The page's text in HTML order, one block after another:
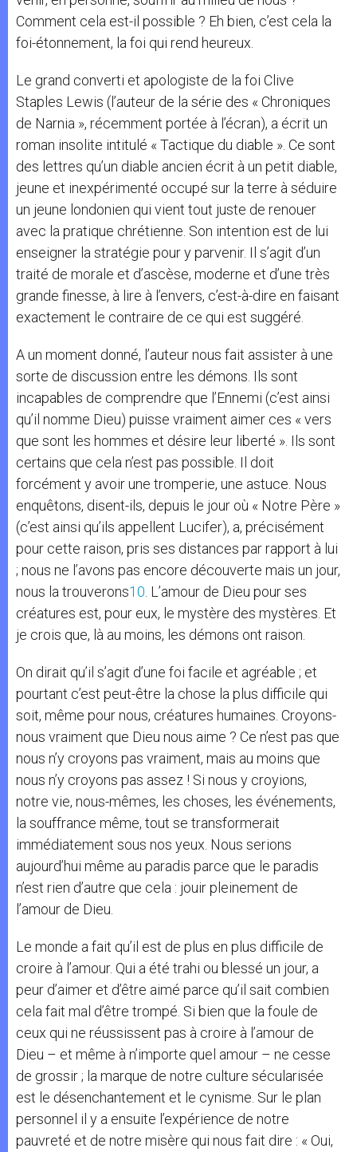
Comment cela est-il possible ? Eh bien, c’est cela la
foi-étonnement, la foi qui rend heureux.
Le grand converti et apologiste de la foi Clive
Staples Lewis (l’auteur de la série des « Chroniques
de Narnia », récemment portée à l’écran), a écrit un
roman insolite intitulé « Tactique du diable ». Ce sont
des lettres qu’un diable ancien écrit à un petit diable,
jeune et inexpérimenté occupé sur la terre à séduire
un jeune londonien qui vient tout juste de renouer
avec la pratique chrétienne. Son intention est de lui
enseigner la stratégie pour y parvenir. Il s’agit d’un
traité de morale et d’ascèse, moderne et d’une très
grande finesse, à lire à l’envers, c’est-à-dire en faisant
exactement le contraire de ce qui est suggéré.
A un moment donné, l’auteur nous fait assister à une
sorte de discussion entre les démons. Ils sont
incapables de comprendre que l’Ennemi (c’est ainsi
qu’il nomme Dieu) puisse vraiment aimer ces « vers
que sont les hommes et désire leur liberté ». Ils sont
certains que cela n’est pas possible. Il doit
forcément y avoir une tromperie, une astuce. Nous
enquêtons, disent-ils, depuis le jour où « Notre Père »
(c’est ainsi qu’ils appellent Lucifer), a, précisément
pour cette raison, pris ses distances par rapport à lui
; nous ne l’avons pas encore découverte mais un jour,
nous la trouverons10 . L’amour de Dieu pour ses
créatures est, pour eux, le mystère des mystères. Et
je crois que, là au moins, les démons ont raison.
On dirait qu’il s’agit d’une foi facile et agréable ; et
pourtant c’est peut-être la chose la plus difficile qui
soit, même pour nous, créatures humaines. Croyons-
nous vraiment que Dieu nous aime ? Ce n’est pas que
nous n’y croyons pas vraiment, mais au moins que
nous n’y croyons pas assez ! Si nous y croyions,
notre vie, nous-mêmes, les choses, les événements,
la souffrance même, tout se transformerait
immédiatement sous nos yeux. Nous serions
aujourd’hui même au paradis parce que le paradis
n’est rien d’autre que cela : jouir pleinement de
l’amour de Dieu.
Le monde a fait qu’il est de plus en plus difficile de
croire à l’amour. Qui a été trahi ou blessé un jour, a
peur d’aimer et d’être aimé parce qu’il sait combien
cela fait mal d’être trompé. Si bien que la foule de
ceux qui ne réussissent pas à croire à l’amour de
Dieu – et même à n’importe quel amour – ne cesse
de grossir ; la marque de notre culture sécularisée
est le désenchantement et le cynisme. Sur le plan
personnel il y a ensuite l’expérience de notre
pauvreté et de notre misère qui nous fait dire : « Oui,